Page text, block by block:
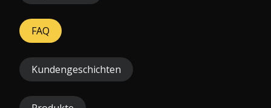
FAQ
Kundengeschichten